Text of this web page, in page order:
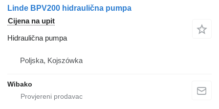
Linde BPV200 hidraulična pumpa
Cijena na upit
Hidraulična pumpa
Poljska, Kojszówka
Wibako